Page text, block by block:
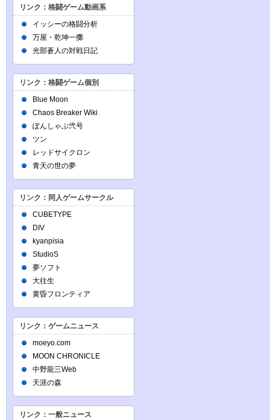
リンク：格闘ゲーム動画系
イッシーの格闘分析
万屋・乾坤一擲
光部蒼人の対戦日記
リンク：格闘ゲーム個別
Blue Moon
Chaos Breaker Wiki
ぽんしゃぶ弐号
ツン
レッドサイクロン
青天の世の夢
リンク：同人ゲームサークル
CUBETYPE
DIV
kyanpisia
StudioS
夢ソフト
大往生
黄昏フロンティア
リンク：ゲームニュース
moeyo.com
MOON CHRONICLE
中野龍三Web
天涯の森
リンク：一般ニュース